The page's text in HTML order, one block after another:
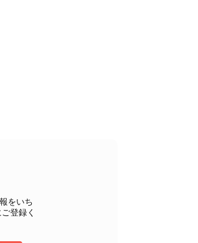
だき、誠にありがとうございます。
のこと、安心いたしました。 「初め
魅力をお気に召していただけたこと、
続き、今回のバッグも「一軍バッ
をいち
登録く